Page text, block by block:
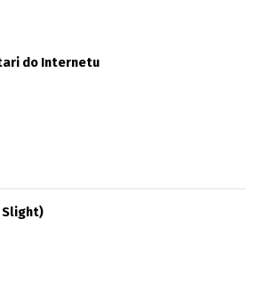
do Internetu
Slight)